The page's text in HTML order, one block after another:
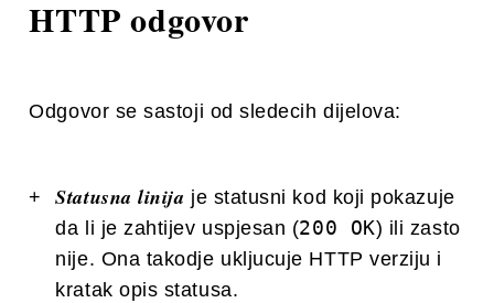
HTTP odgovor
Odgovor se sastoji od sledecih dijelova:
Statusna linija je statusni kod koji pokazuje
da li je zahtijev uspjesan (200 OK) ili zasto
nije. Ona takodje ukljucuje HTTP verziju i
kratak opis statusa.